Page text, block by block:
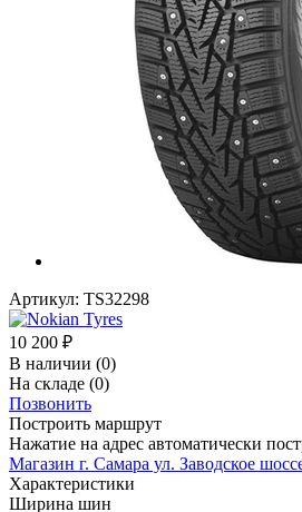
Артикул: TS32298
10 200 ₽
В наличии (0)
На складе (0)
Позвонить
Построить маршрут
Нажатие на адрес автоматически
Магазин г. Самара ул. Заводское
Характеристики
Ширина шин